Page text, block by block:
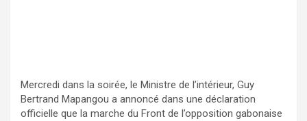
Mercredi dans la soirée, le Ministre de l’intérieur, Guy
Bertrand Mapangou a annoncé dans une déclaration
officielle que la marche du Front de l’opposition gabonaise